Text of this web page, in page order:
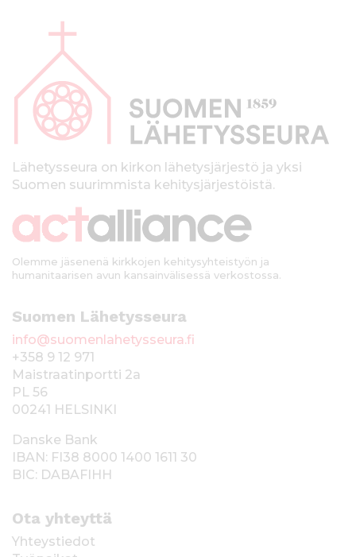
p
kLähetysseura on kirkon lähetysjärjestö ja yksi
Suomen suurimmista kehitysjärjestöistä.
Olemme jäsenenä kirkkojen kehitysyhteistyön ja
humanitaarisen avun kansainvälisessä verkostossa.
Suomen Lähetysseura
info@suomenlahetysseura.fi
+358 9 12 971
Maistraatinportti 2a
PL 56
00241 HELSINKI
Danske Bank
IBAN: FI38 8000 1400 1611 30
BIC: DABAFIHH
Ota yhteyttä
Yhteystiedot